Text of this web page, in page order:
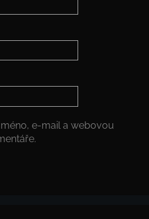
e-mail a webovou